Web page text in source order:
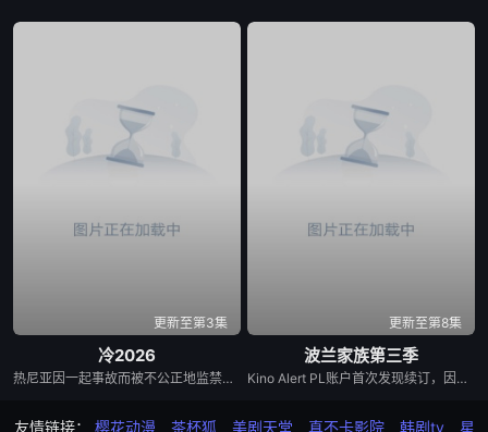
更新至第3集
冷2026
热尼亚因一起事故而被不公正地监禁，她的丈夫和6岁的女儿在事故中死亡。这起事故的真正罪魁祸首是富家子弟，他们强大的父母“帮助”法院做出了“正确”的决定。在监狱里，热尼亚意外地拯救了一个有影响力的囚犯————亚娜，因为谋杀而服刑的女囚。出于感激，她教热尼亚如何变得更加强大，并帮助她越狱。重获自由后，热尼亚从雅娜那里获得了大笔财富，由此对那些曾经的敌人展开了正义的复仇……
更新至第8集
波兰家族第三季
Kino Alert PL账户首次发现续订，因为他们注意到该系列已向波兰电影学院（Polski Institut Sztuki Filmowej）申请了当地资金，要求获得超过200万美元（770万波兰兹罗提）的资金，并获得了批准。Netflix于4月2日正式确认了这一消息，并在社交媒体上发布了一篇帖子，确认续订第三季，并表示该剧将于2026年上映。
友情链接： 樱花动漫 茶杯狐 美剧天堂 真不卡影院 韩剧tv 星